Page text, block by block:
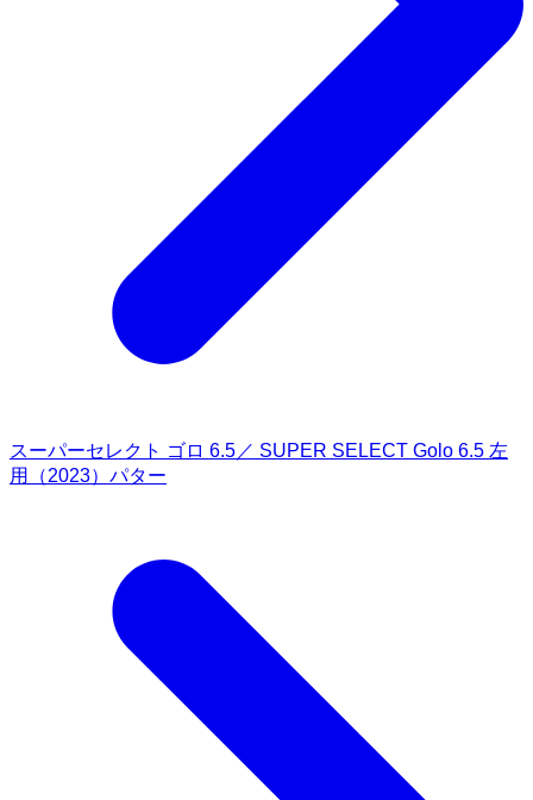
スーパーセレクト ゴロ 6.5／ SUPER SELECT Golo 6.5 左
用（2023）パター